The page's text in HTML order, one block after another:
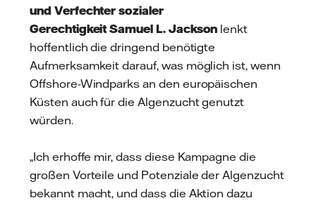
und Verfechter sozialer
Gerechtigkeit Samuel L. Jackson lenkt
hoffentlich die dringend benötigte
Aufmerksamkeit darauf, was möglich ist, wenn
Offshore-Windparks an den europäischen
Küsten auch für die Algenzucht genutzt
würden.
„Ich erhoffe mir, dass diese Kampagne die
großen Vorteile und Potenziale der Algenzucht
bekannt macht, und dass die Aktion dazu